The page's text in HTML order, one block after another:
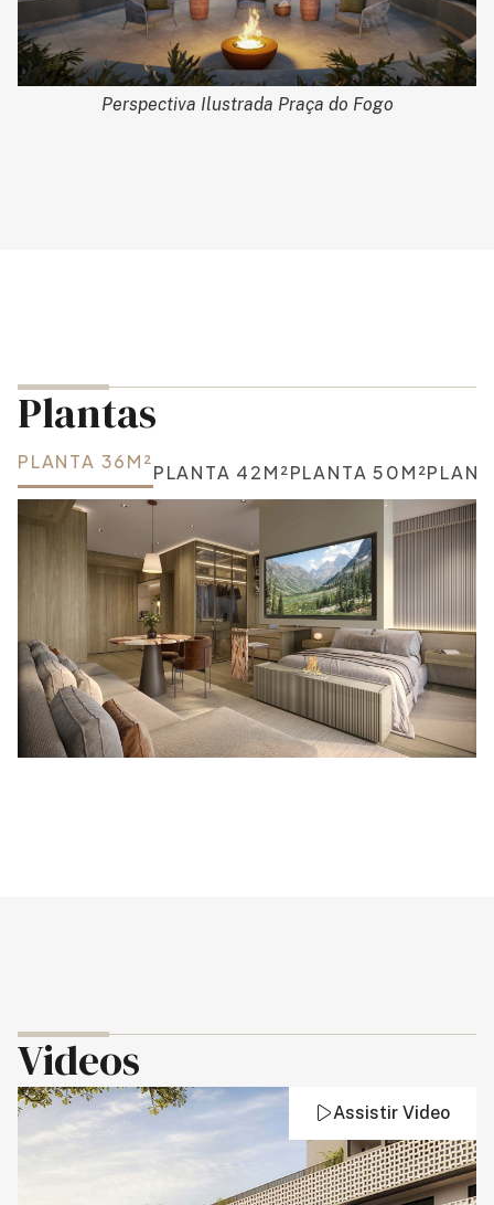
Perspectiva Ilustrada Playground
Plantas
PLANTA 36M²PLANTA 42M²PLANTA 50M²
Videos
Assistir Video